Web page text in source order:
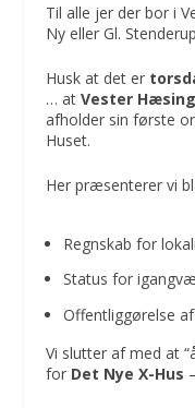
Til alle jer der bor i
Ny eller Gl.
Husk at det er
… atVester
afholder sin første
Huset.
Her præsenterer vi
Regnskab for
Status for
Offentliggørelse
Vi slutter af med at
for Det Nye X-Hus